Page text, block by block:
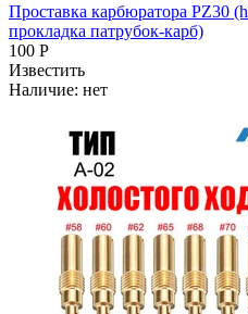
Проставка карбюратора PZ30
прокладка патрубок-карб)
100 Р
Известить
Наличие: нет